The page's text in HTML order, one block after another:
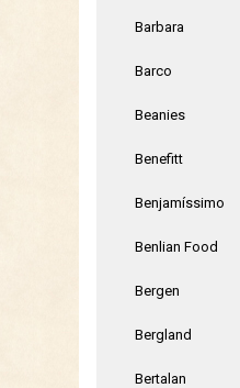
Barbara
Barco
Beanies
Benefitt
Benjamíssimo
Benlian Food
Bergen
Bergland
Bertalan